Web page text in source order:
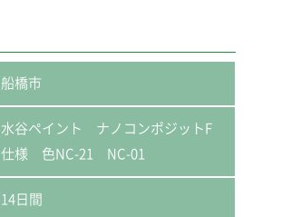
船橋市
水谷ペイント ナノコンポジットF
仕様 色NC-21 NC-01
14日間